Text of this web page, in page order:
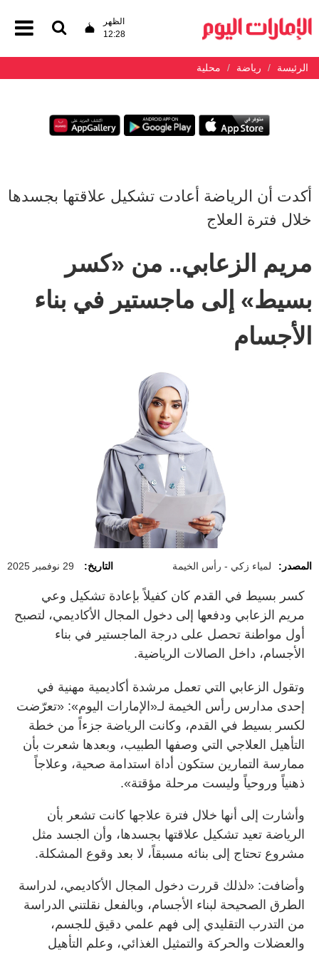
الظهر
12:28
الرئيسة رياضة محلية
أكدت أن الرياضة أعادت تشكيل علاقتها بجسدها
خلال فترة العلاج
مريم الزعابي.. من «كسر
بسيط» إلى ماجستير في بناء
الأجسام
المصدر: لمياء زكي - رأس الخيمة التاريخ: 29 نوفمبر 2025
كسر بسيط في القدم كان كفيلاً بإعادة تشكيل وعي
مريم الزعابي ودفعها إلى دخول المجال الأكاديمي، لتصبح
أول مواطنة تحصل على درجة الماجستير في بناء
الأجسام، داخل الصالات الرياضية.
وتقول الزعابي التي تعمل مرشدة أكاديمية مهنية في
إحدى مدارس رأس الخيمة لـ«الإمارات اليوم»: «تعرّضت
لكسر بسيط في القدم، وكانت الرياضة جزءاً من خطة
التأهيل العلاجي التي وصفها الطبيب، وبعدها شعرت بأن
ممارسة التمارين ستكون أداة استدامة صحية، وعلاجاً
ذهنياً وروحياً وليست مرحلة مؤقتة».
وأشارت إلى أنها خلال فترة علاجها كانت تشعر بأن
الرياضة تعيد تشكيل علاقتها بجسدها، وأن الجسد مثل
مشروع تحتاج إلى بنائه مسبقاً، لا بعد وقوع المشكلة.
وأضافت: «لذلك قررت دخول المجال الأكاديمي، لدراسة
الطرق الصحيحة لبناء الأجسام، وبالفعل نقلتني الدراسة
من التدرب التقليدي إلى فهم علمي دقيق للجسم،
والعضلات والحركة والتمثيل الغذائي، وعلم التأهيل